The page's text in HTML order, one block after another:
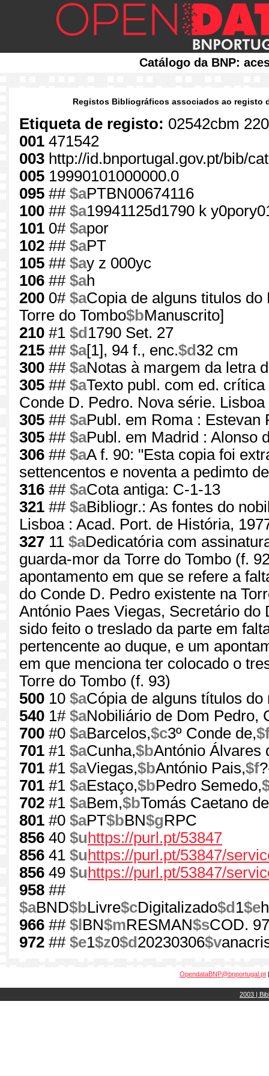
Catálogo da BNP:
Registos Bibliográficos associados ao registo
Etiqueta de registo: 02542cbm
001 471542
003 http://id.bnportugal.gov.pt/bib/
005 19990101000000.0
095 ## $aPTBN00674116
100 ## $a19941125d1790 k
101 0# $apor
102 ## $aPT
105 ## $ay z 000yc
106 ## $ah
200 0# $aCopia de alguns titulos
Torre do Tombo$bManuscrito]
210 #1 $d 1790 Set. 27
215 ## $a[1], 94 f., enc.$d 32 cm
300 ## $aNotas à margem da letra
305 ## $aTexto publ. com ed.
Conde D. Pedro. Nova série.
305 ## $aPubl. em Roma : Estevan
305 ## $aPubl. em Madrid : Alonso
306 ## $aA f. 90: "Esta copia foi
settencentos e noventa a pedimto
316 ## $aCota antiga: C-1-13
321 ## $aBibliogr.: As fontes do
Lisboa : Acad. Port. de História,
327 11 $aDedicatória com
guarda-mor da Torre do Tombo (f.
apontamento em que se refere a
do Conde D. Pedro existente na
António Paes Viegas, Secretário
sido feito o treslado da parte em
pertencente ao duque, e um
em que menciona ter colocado o
Torre do Tombo (f. 93)
500 10 $aCópia de alguns títulos
540 1# $aNobiliário de Dom Pedro,
700 #0 $aBarcelos,$c3º Conde de,
701 #1 $aCunha,$bAntónio Álvares
701 #1 $aViegas,$bAntónio Pais,$f
701 #1 $aEstaço,$bPedro Semedo,
702 #1 $aBem,$bTomás Caetano
801 #0 $aPT$bBN$gRPC
856 40 $u https://purl.pt/53847
856 41 $u https://purl.pt/53847/
856 49 $u https://purl.pt/53847/
958 ##
$aBND$bLivre$cDigitalizado$d 1$e
966 ## $l BN$mRESMAN$sCOD.
972 ## $e1$z0$d 20230306$v
OpendataBNP@bnportugal.pt
2003 |